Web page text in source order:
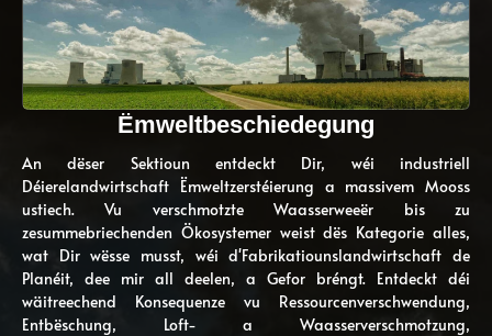
Ëmweltbeschiedegung
An dëser Sektioun entdeckt Dir, wéi industriell
Déierelandwirtschaft Ëmweltzerstéierung a massivem Mooss
ustiech. Vu verschmotzte Waasserweeër bis zu
zesummebriechenden Ökosystemer weist dës Kategorie alles,
wat Dir wësse musst, wéi d'Fabrikatiounslandwirtschaft de
Planéit, dee mir all deelen, a Gefor bréngt. Entdeckt déi
wäitreechend Konsequenze vu Ressourcenverschwendung,
Entbëschung, Loft- a Waasserverschmotzung,